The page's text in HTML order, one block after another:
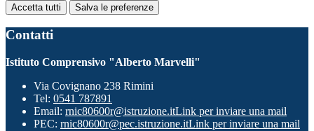
Accetta tutti Salva le preferenze
Contatti
Istituto Comprensivo "Alberto Marvelli"
Via Covignano 238 Rimini
Tel: 0541 787891
Email: rnic80600r@istruzione.itLink per inviare una mail
PEC: rnic80600r@pec.istruzione.itLink per inviare una mail